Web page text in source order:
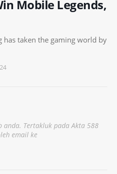
Mobile Legends,
has taken the gaming world by
anda. Tertakluk pada Akta 588
email ke